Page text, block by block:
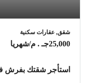
شقق, عقارات سكنية
25,000جـ . م /شهريا
استأجر شقتك بفرش